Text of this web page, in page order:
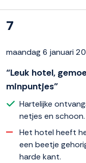
7
maandag 6 januari
“Leuk hotel,
minpuntjes”
Hartelijke
netjes en schoon.
Het hotel heeft
een beetje
harde kant.